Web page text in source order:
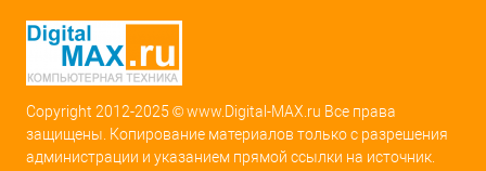
Copyright 2012-2025 © www.Digital-MAX.ru Все права
защищены. Копирование материалов только с разрешения
администрации и указанием прямой ссылки на источник.